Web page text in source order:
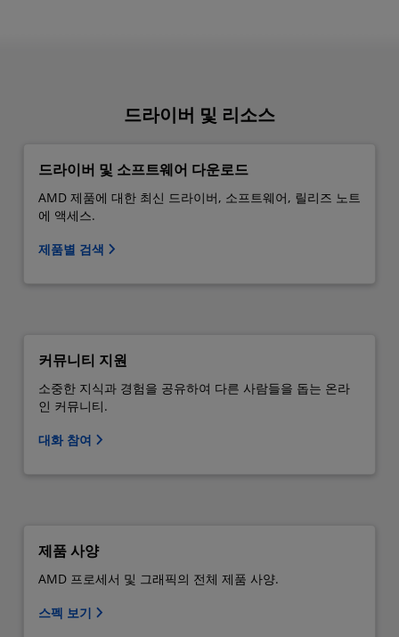
드라이버 및 리소스
드라이버 및 소프트웨어 다운로드
AMD 제품에 대한 최신 드라이버, 소프트웨어, 릴리즈 노트
에 액세스.
제품별 검색
커뮤니티 지원
소중한 지식과 경험을 공유하여 다른 사람들을 돕는 온라
인 커뮤니티.
대화 참여
제품 사양
AMD 프로세서 및 그래픽의 전체 제품 사양.
스펙 보기